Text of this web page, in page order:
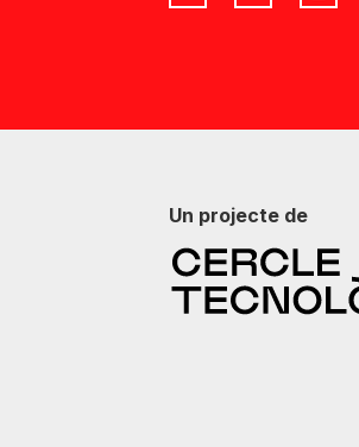
Un projecte de